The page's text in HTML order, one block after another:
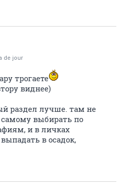
de jour
трогаете
виднее)
раздел лучше. там не
выбирать по
и в личках
в осадок,